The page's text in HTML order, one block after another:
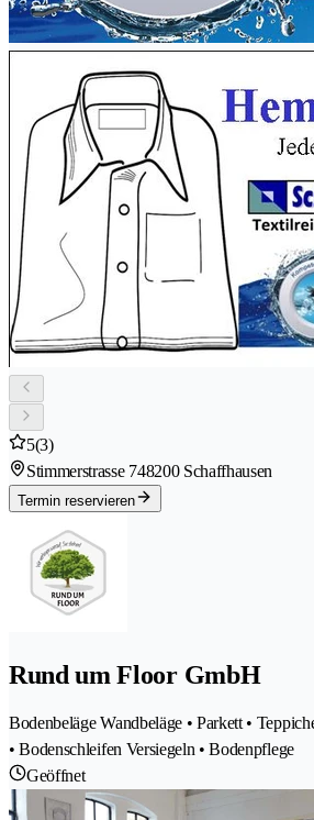
5(3)
Stimmerstrasse 748200 Schaffhausen
Termin reservieren
Rund um Floor GmbH
Bodenbeläge Wandbeläge • Parkett •
• Bodenschleifen Versiegeln • Bodenpflege
Geöffnet